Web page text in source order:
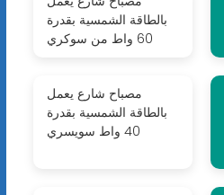
بالطاقة الشمسية بقدرة
60 واط من سوكري
مصباح شارع يعمل
بالطاقة الشمسية بقدرة
40 واط سويسري